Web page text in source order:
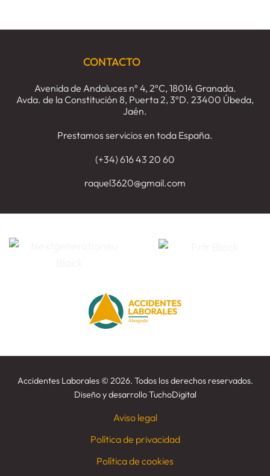
CONTACTO
Avenida de Andaluces nº 4, 2ºC, 18014 Granada.
Avda. de la Constitución 8, Puerta 2, 3ºD. 23400 Úbeda,
Jaén.
Prestamos servicios en toda España.
(+34) 616 43 20 60
raquel3620@gmail.com
Accidentes Laborales © 2026. Todos los derechos reservados.
Diseño y desarrolloTuchoDigital
Aviso legal
Política de privacidad
Política de cookies